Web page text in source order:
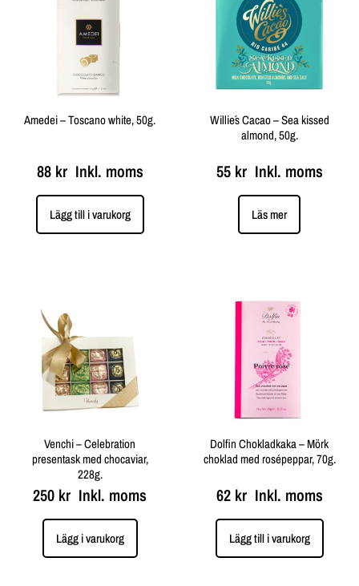
Amedei – Toscano white, 50g.
88 krInkl. moms
Lägg till i varukorg
Willie´s Cacao – Sea kissed
almond, 50g.
55 krInkl. moms
Läs mer
Venchi – Celebration
presentask med chocaviar,
228g.
250 kr Inkl. moms
Lägg i varukorg
Dolfin Chokladkaka – Mörk
choklad med rosépeppar, 70g.
62 krInkl. moms
Lägg till i varukorg